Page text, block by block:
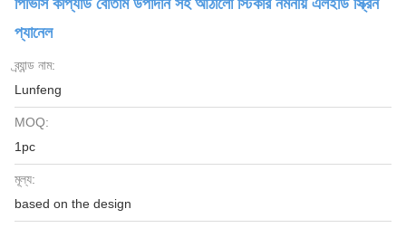
পিভিসি কীপ্যাড বোতাম উপাদান সহ আঠালো স্টিকার নমনীয় এলইডি স্ক্রিন
প্যানেল
ব্র্যান্ড নাম:
Lunfeng
MOQ:
1pc
মূল্য:
based on the design